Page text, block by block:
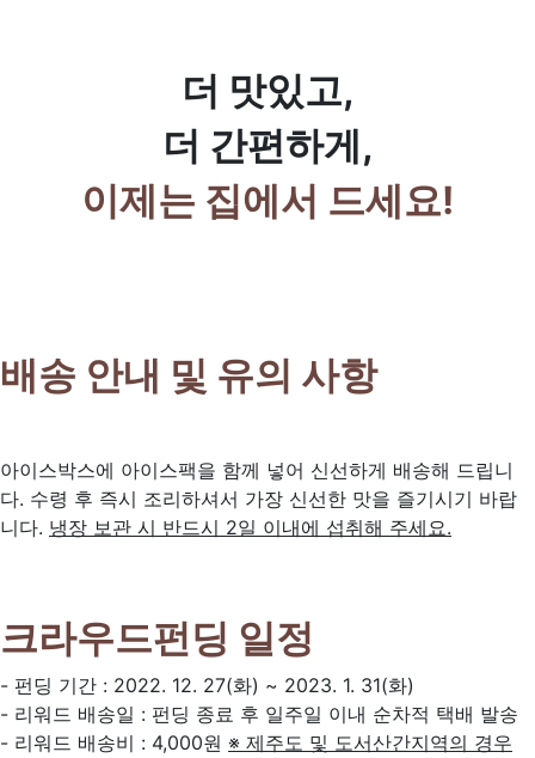
더 맛있고,
더 간편하게,
이제는 집에서 드세요!
배송 안내 및 유의 사항
아이스박스에 아이스팩을 함께 넣어 신선하게 배송해 드립니
다. 수령 후 즉시 조리하셔서 가장 신선한 맛을 즐기시기 바랍
니다. 냉장 보관 시 반드시 2일 이내에 섭취해 주세요.
크라우드펀딩 일정
- 펀딩 기간 : 2022. 12. 27(화) ~ 2023. 1. 31(화)
- 리워드 배송일 : 펀딩 종료 후 일주일 이내 순차적 택배 발송
- 리워드 배송비 : 4,000원 ※ 제주도 및 도서산간지역의 경우